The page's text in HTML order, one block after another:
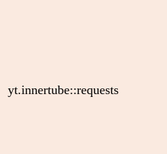
yt.innertube::requests